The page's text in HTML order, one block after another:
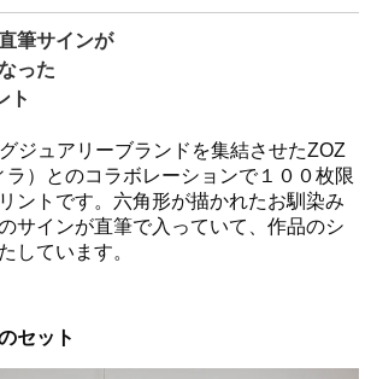
筆サインが
った
ト
ジュアリーブランドを集結させたZOZ
）とのコラボレーションで１００枚限
ントです。六角形が描かれたお馴染み
サインが直筆で入っていて、作品のシ
しています。
セット